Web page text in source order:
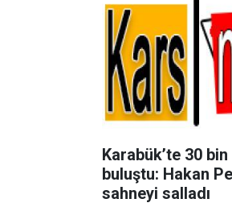
Karabük’te 30
buluştu: Hakan
sahneyi salladı